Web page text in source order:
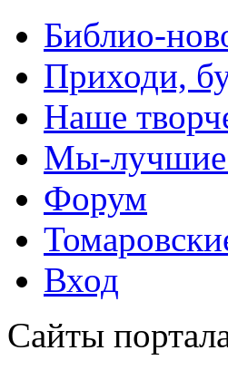
Библио-
Приходи,
Наше
Мы-
Форум
Вход
Сайты